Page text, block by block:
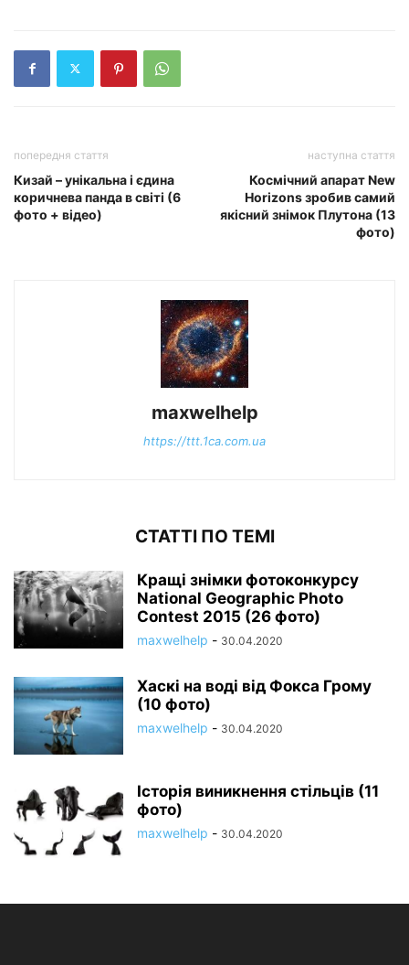
попередня стаття
Кизай – унікальна і єдина
коричнева панда в світі (6
фото + відео)
наступна стаття
Космічний апарат New
Horizons зробив самий
якісний знімок Плутона (13
фото)
maxwelhelp
https://ttt.1ca.com.ua
СТАТТІ ПО ТЕМІ
Кращі знімки фотоконкурсу
National Geographic Photo
Contest 2015 (26 фото)
maxwelhelp - 30.04.2020
Хаскі на воді від Фокса Грому
(10 фото)
maxwelhelp - 30.04.2020
Історія виникнення стільців (11
фото)
maxwelhelp - 30.04.2020